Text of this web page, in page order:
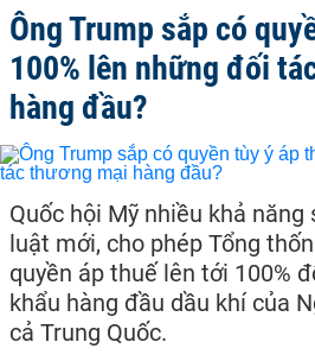
Ông Trump sắp có
100% lên những đối
hàng đầu?
Quốc hội Mỹ nhiều khả năng
luật mới, cho phép Tổng
quyền áp thuế lên tới 100%
khẩu hàng đầu dầu khí của
cả Trung Quốc.